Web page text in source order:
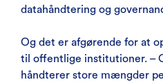
datahåndtering og
Og det er afgørende for at
til offentlige institutioner. –
håndterer store mængder